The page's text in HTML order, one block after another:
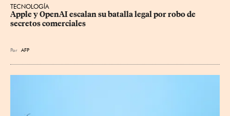
TECNOLOGÍA
Apple y OpenAI escalan su batalla legal por robo de
secretos comerciales
Por AFP